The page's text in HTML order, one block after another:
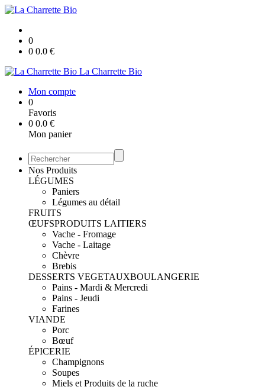
0
0 0.0 €
La Charrette Bio
Mon compte
0
Favoris
0 0.0 €
Mon panier
Nos Produits
LÉGUMES
Paniers
Légumes au détail
FRUITS
ŒUFSPRODUITS LAITIERS
Vache - Fromage
Vache - Laitage
Chèvre
Brebis
DESSERTS VEGETAUXBOULANGERIE
Pains - Mardi & Mercredi
Pains - Jeudi
Farines
VIANDE
Porc
Bœuf
ÉPICERIE
Champignons
Soupes
Miels et Produits de la ruche